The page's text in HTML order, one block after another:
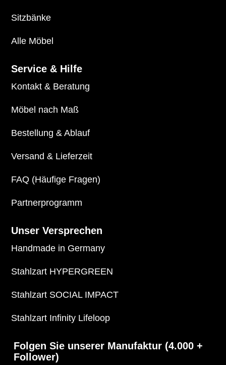
Sitzbänke
Alle Möbel
Service & Hilfe
Kontakt & Beratung
Möbel nach Maß
Bestellung & Ablauf
Versand & Lieferzeit
FAQ (Häufige Fragen)
Partnerprogramm
Unser Versprechen
Handmade in Germany
Stahlzart HYPERGREEN
Stahlzart SOCIAL IMPACT
Stahlzart Infinity Lifeloop
Folgen Sie unserer Manufaktur (4.000 +
Follower)